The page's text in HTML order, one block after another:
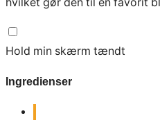
Hold min skærm tændt
Ingredienser